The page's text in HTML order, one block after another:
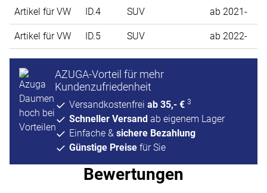
Artikel für VW ID.4 SUV ab 2021-
Artikel für VW ID.5 SUV ab 2022-
AZUGA-Vorteil für mehr
Kundenzufriedenheit
Versandkostenfrei ab 35,- € 3
Schneller Versand ab eigenem Lager
Einfache & sichere Bezahlung
Günstige Preise für Sie
Bewertungen